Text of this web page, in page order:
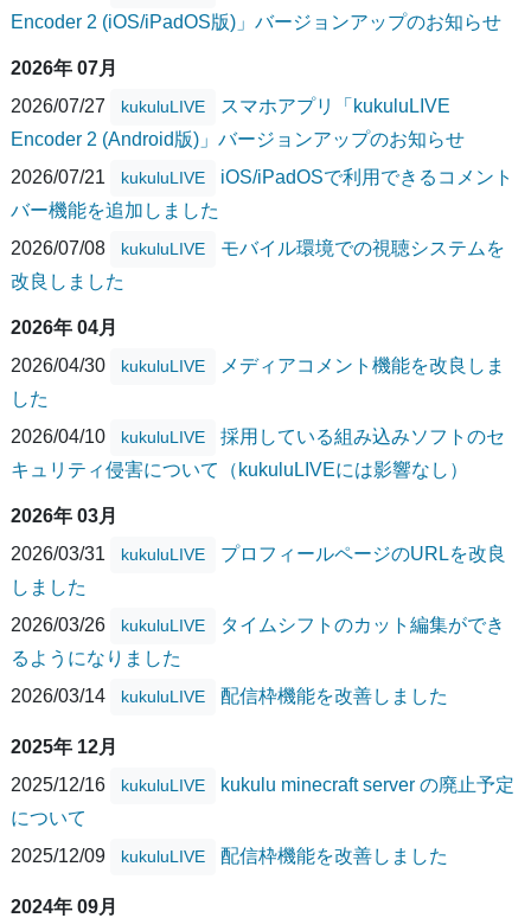
Encoder 2 (iOS/iPadOS版)」バージョンアップのお知らせ
2026年 07月
2026/07/27
kukuluLIVE
スマホアプリ「kukuluLIVE
Encoder 2 (Android版)」バージョンアップのお知らせ
2026/07/21
kukuluLIVE
iOS/iPadOSで利用できるコメント
バー機能を追加しました
2026/07/08
kukuluLIVE
モバイル環境での視聴システムを
改良しました
2026年 04月
2026/04/30
kukuluLIVE
メディアコメント機能を改良しま
した
2026/04/10
kukuluLIVE
採用している組み込みソフトのセ
キュリティ侵害について（kukuluLIVEには影響なし）
2026年 03月
2026/03/31
kukuluLIVE
プロフィールページのURLを改良
しました
2026/03/26
kukuluLIVE
タイムシフトのカット編集ができ
るようになりました
2026/03/14
kukuluLIVE 配信枠機能を改善しました
2025年 12月
2025/12/16
kukuluLIVE
kukulu minecraft server の廃止予定
について
2025/12/09
kukuluLIVE 配信枠機能を改善しました
2024年 09月